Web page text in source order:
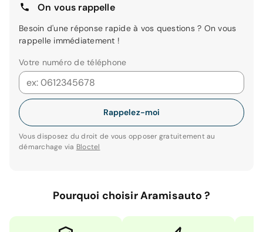
On vous rappelle
Besoin d'une réponse rapide à vos questions ? On vous
rappelle immédiatement !
Votre numéro de téléphone
Rappelez-moi
Vous disposez du droit de vous opposer gratuitement au
démarchage via Bloctel
Pourquoi choisir Aramisauto ?